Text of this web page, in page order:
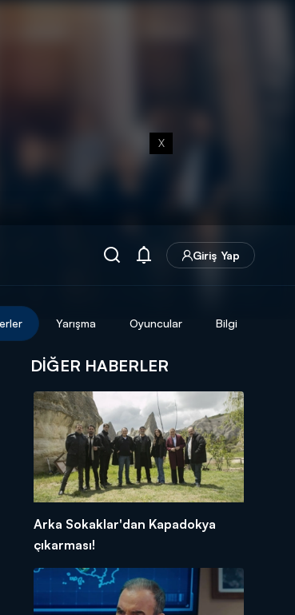
X
Giriş Yap
Yarışma Oyuncular Bilgi
DIĞER HABERLER
Arka Sokaklar'dan Kapadokya
çıkarması!